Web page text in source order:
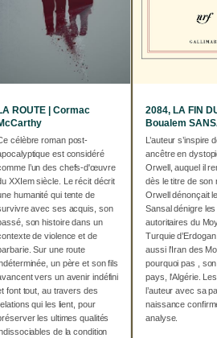
ROUTE | Cormac
célèbre roman post-
est considéré
l’un des chefs-d'œuvre
XXIem siècle. Le récit décrit
humanité qui tente de
avec ses acquis, son
son histoire dans un
de violence et de
Sur une route
un père et son fils
vers un avenir indéfini
font tout, au travers des
qui les lient, pour
les ultimes qualités
de la condition
2084, LA FIN
Boualem
L’auteur s’inspire
ancêtre en
Orwell, auquel il
dès le titre de son
Orwell dénonçait
Sansal dénigre
autoritaires du
Turquie
aussi l’Iran des
pourquoi pas ,
pays, l'Algérie.
l’auteur avec sa
naissance
analyse.